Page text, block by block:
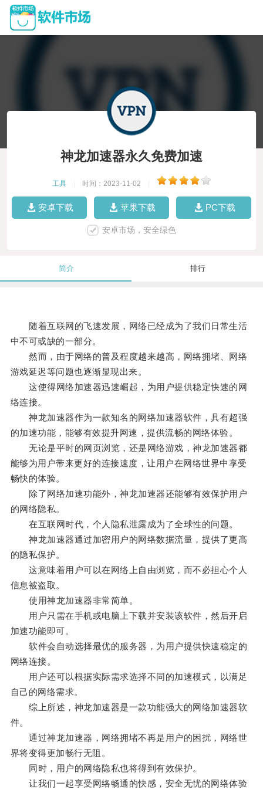
神龙加速器永久免费加速
工具 时间：2023-11-02
安卓下载 苹果下载 PC下载
安卓市场，安全绿色
简介 排行
随着互联网的飞速发展，网络已经成为了我们日常生活
中不可或缺的一部分。
然而，由于网络的普及程度越来越高，网络拥堵、网络
游戏延迟等问题也逐渐显现出来。
这使得网络加速器迅速崛起，为用户提供稳定快速的网
络连接。
神龙加速器作为一款知名的网络加速器软件，具有超强
的加速功能，能够有效提升网速，提供流畅的网络体验。
无论是平时的网页浏览，还是网络游戏，神龙加速器都
能够为用户带来更好的连接速度，让用户在网络世界中享受
畅快的体验。
除了网络加速功能外，神龙加速器还能够有效保护用户
的网络隐私。
在互联网时代，个人隐私泄露成为了全球性的问题。
神龙加速器通过加密用户的网络数据流量，提供了更高
的隐私保护。
这意味着用户可以在网络上自由浏览，而不必担心个人
信息被盗取。
使用神龙加速器非常简单。
用户只需在手机或电脑上下载并安装该软件，然后开启
加速功能即可。
软件会自动选择最优的服务器，为用户提供快速稳定的
网络连接。
用户还可以根据实际需求选择不同的加速模式，以满足
自己的网络需求。
综上所述，神龙加速器是一款功能强大的网络加速器软
件。
通过神龙加速器，网络拥堵不再是用户的困扰，网络世
界将变得更加畅行无阻。
同时，用户的网络隐私也将得到有效保护。
让我们一起享受网络畅通的快感，安全无忧的网络体验